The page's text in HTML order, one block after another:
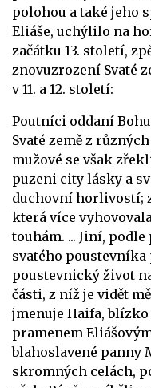
polohou a také jeho
Eliáše, uchýlilo na
začátku 13. století,
znovuzrození Svaté
v 11. a 12. století:
Poutníci oddaní
Svaté země z
mužové se však
puzeni city lásky a
duchovní horlivostí;
která více
touhám. ... Jiní,
svatého
poustevnický život
části, z níž je vidět
jmenuje Haifa,
pramenem
blahoslavené panny
skromných celách,